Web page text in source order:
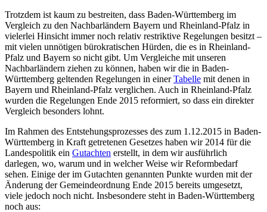
Trotzdem ist kaum zu bestreiten, dass Baden-Württemberg im
Vergleich zu den Nachbarländern Bayern und Rheinland-Pfalz in
vielerlei Hinsicht immer noch relativ restriktive Regelungen besitzt –
mit vielen unnötigen bürokratischen Hürden, die es in Rheinland-
Pfalz und Bayern so nicht gibt. Um Vergleiche mit unseren
Nachbarländern ziehen zu können, haben wir die in Baden-
Württemberg geltenden Regelungen in einerTabelle mit denen in
Bayern und Rheinland-Pfalz verglichen. Auch in Rheinland-Pfalz
wurden die Regelungen Ende 2015 reformiert, so dass ein direkter
Vergleich besonders lohnt.
Im Rahmen des Entstehungsprozesses des zum 1.12.2015 in Baden-
Württemberg in Kraft getretenen Gesetzes haben wir 2014 für die
Landespolitik ein Gutachten erstellt, in dem wir ausführlich
darlegen, wo, warum und in welcher Weise wir Reformbedarf
sehen. Einige der im Gutachten genannten Punkte wurden mit der
Änderung der Gemeindeordnung Ende 2015 bereits umgesetzt,
viele jedoch noch nicht. Insbesondere steht in Baden-Württemberg
noch aus: